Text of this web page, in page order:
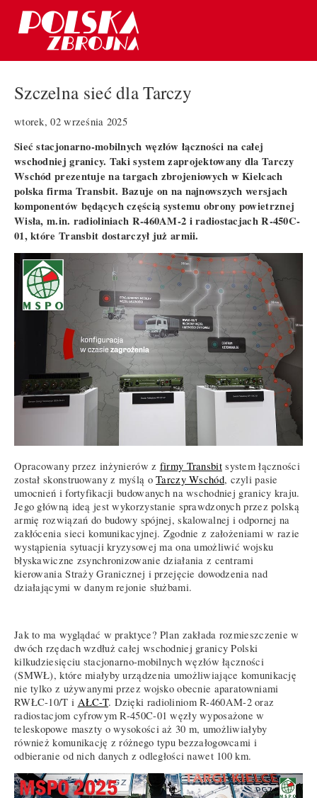
Szczelna sieć dla Tarczy
wtorek, 02 września 2025
Sieć stacjonarno-mobilnych węzłów łączności na całej
wschodniej granicy. Taki system zaprojektowany dla Tarczy
Wschód prezentuje na targach zbrojeniowych w Kielcach
polska firma Transbit. Bazuje on na najnowszych wersjach
komponentów będących częścią systemu obrony powietrznej
Wisła, m.in. radioliniach R-460AM-2 i radiostacjach R-450C-
01, które Transbit dostarczył już armii.
Opracowany przez inżynierów z firmy Transbitsystem łączności
został skonstruowany z myślą oTarczy Wschód, czyli pasie
umocnień i fortyfikacji budowanych na wschodniej granicy kraju.
Jego główną ideą jest wykorzystanie sprawdzonych przez polską
armię rozwiązań do budowy spójnej, skalowalnej i odpornej na
zakłócenia sieci komunikacyjnej. Zgodnie z założeniami w razie
wystąpienia sytuacji kryzysowej ma ona umożliwić wojsku
błyskawiczne zsynchronizowanie działania z centrami
kierowania Straży Granicznej i przejęcie dowodzenia nad
działającymi w danym rejonie służbami.
Jak to ma wyglądać w praktyce? Plan zakłada rozmieszczenie w
dwóch rzędach wzdłuż całej wschodniej granicy Polski
kilkudziesięciu stacjonarno-mobilnych węzłów łączności
(SMWŁ), które miałyby urządzenia umożliwiające komunikację
nie tylko z używanymi przez wojsko obecnie aparatowniami
RWŁC-10/T i AŁC-T. Dzięki radioliniom R-460AM-2 oraz
radiostacjom cyfrowym R-450C-01 węzły wyposażone w
teleskopowe maszty o wysokości aż 30 m, umożliwiałyby
również komunikację z różnego typu bezzałogowcami i
odbieranie od nich danych z odległości nawet 100 km.